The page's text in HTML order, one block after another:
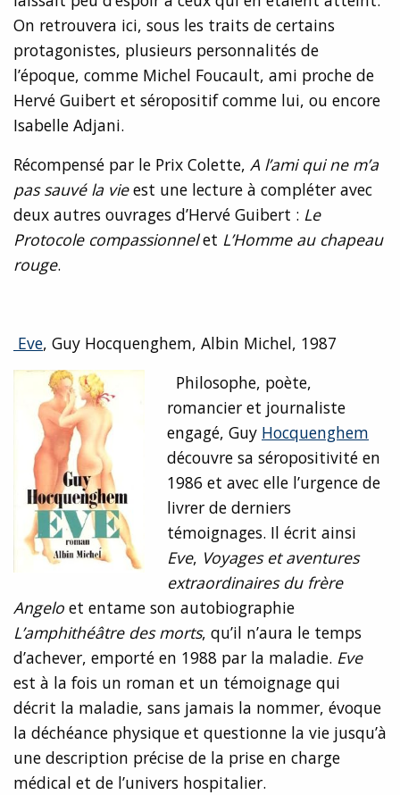
On retrouvera ici, sous les traits de certains
protagonistes, plusieurs personnalités de
l’époque, comme Michel Foucault, ami proche de
Hervé Guibert et séropositif comme lui, ou encore
Isabelle Adjani.
Récompensé par le Prix Colette, A l’ami qui ne m’a
pas sauvé la vieest une lecture à compléter avec
deux autres ouvrages d’Hervé Guibert : Le
Protocole compassionnelet L’Homme au chapeau
rouge.
Eve, Guy Hocquenghem, Albin Michel, 1987
Philosophe, poète,
romancier et journaliste
engagé, Guy Hocquenghem
découvre sa séropositivité en
1986 et avec elle l’urgence de
livrer de derniers
témoignages. Il écrit ainsi
Eve, Voyages et aventures
extraordinaires du frère
Angelo et entame son autobiographie
L’amphithéâtre des morts, qu’il n’aura le temps
d’achever, emporté en 1988 par la maladie. Eve
est à la fois un roman et un témoignage qui
décrit la maladie, sans jamais la nommer, évoque
la déchéance physique et questionne la vie jusqu’à
une description précise de la prise en charge
médical et de l’univers hospitalier.